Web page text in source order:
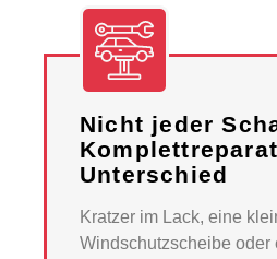
Nicht jeder
Unterschied
Kratzer im Lack, eine
Windschutzscheibe oder